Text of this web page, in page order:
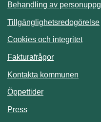
Behandling av
Tillgänglighetsredogörelse
Cookies och integritet
Fakturafrågor
Kontakta kommunen
Öppettider
Press